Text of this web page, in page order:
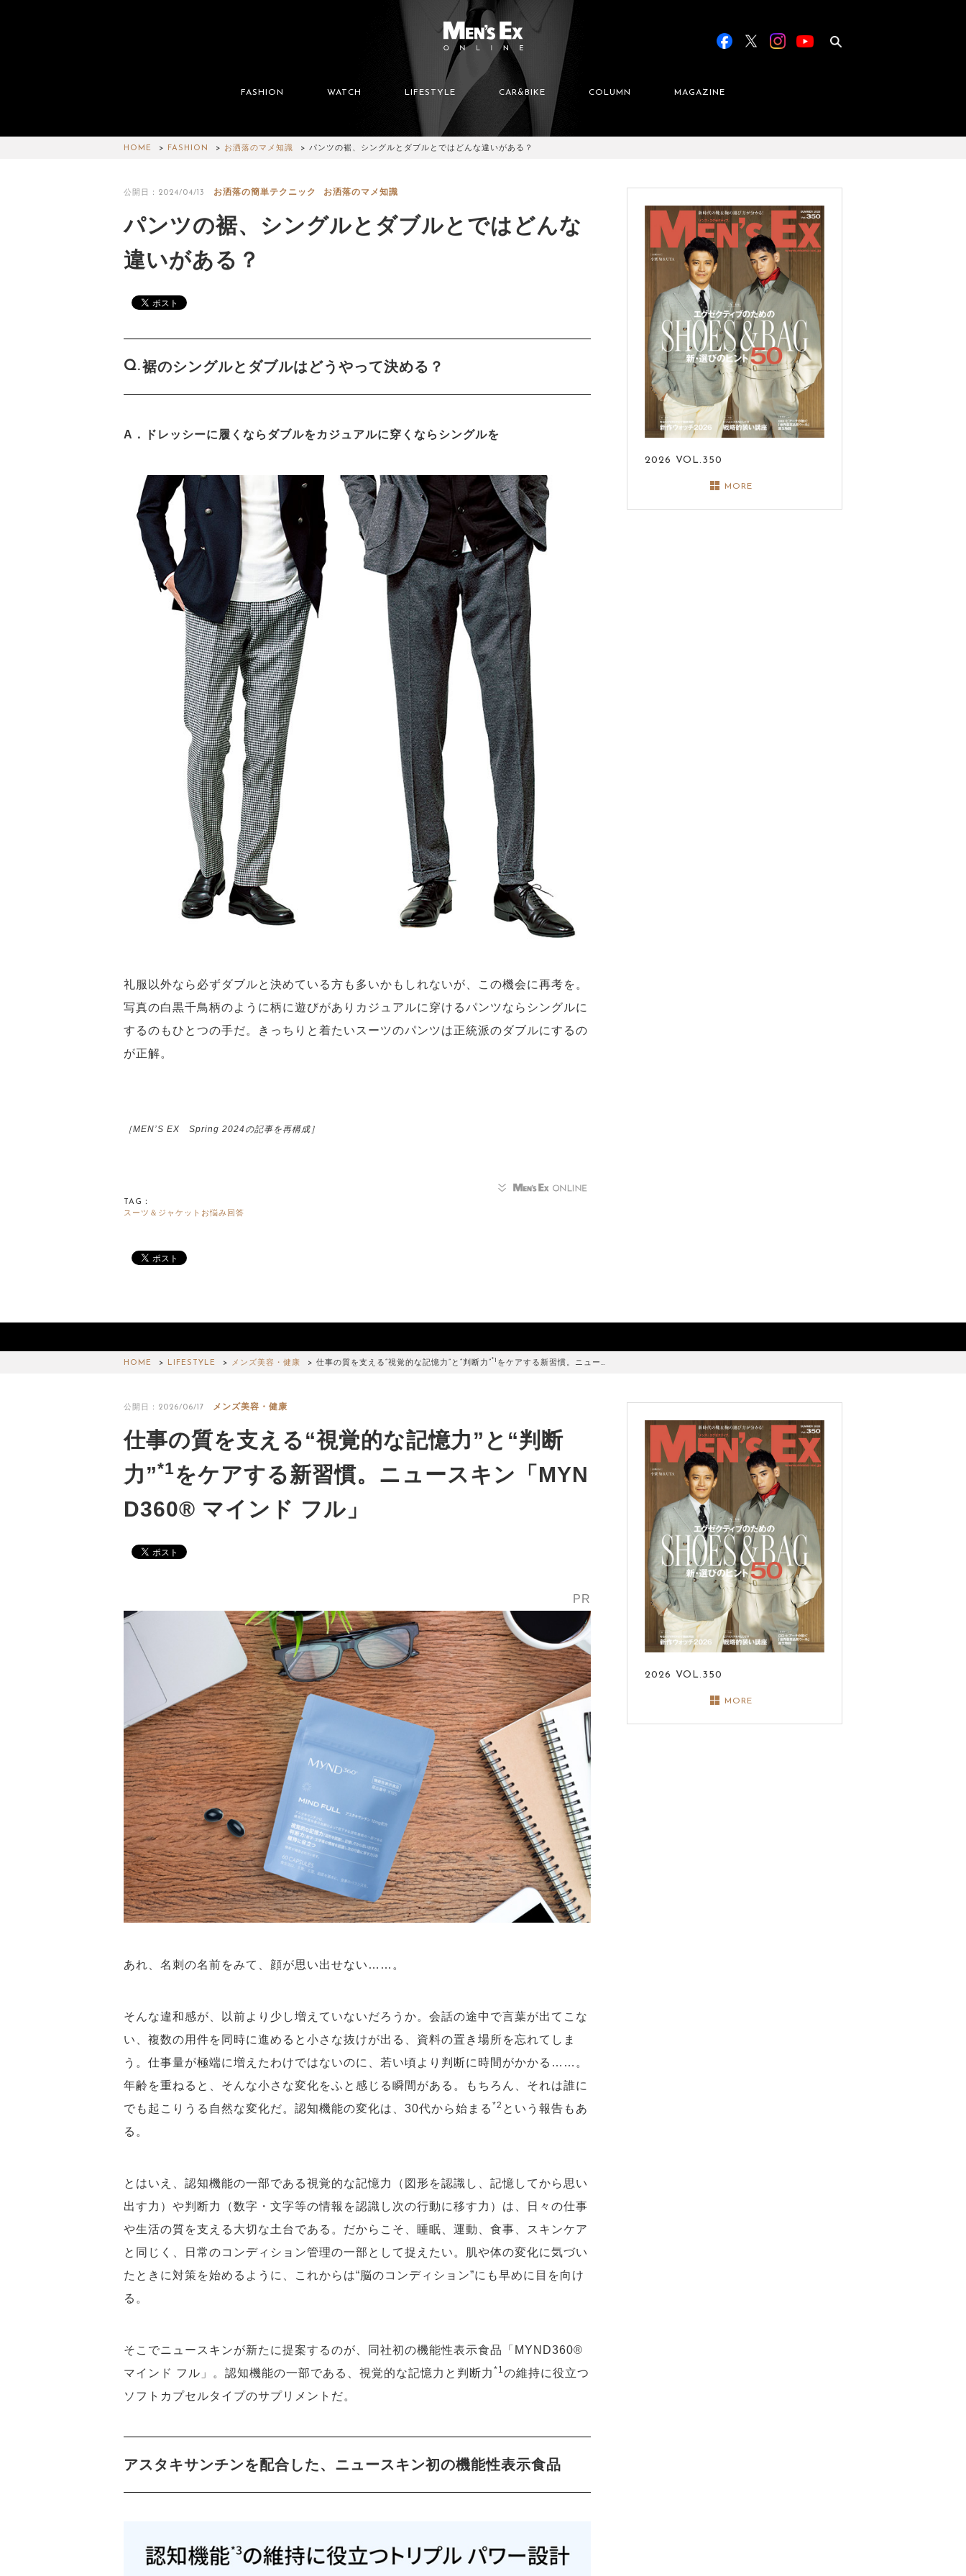
FASHION WATCH LIFESTYLE CAR&BIKE COLUMN MAGAZINE
HOME FASHION お洒落のマメ知識 パンツの裾、シングルとダブルとではどんな違いがある？
公開日：2024/04/13 お洒落の簡単テクニック お洒落のマメ知識
パンツの裾、シングルとダブルとではどんな
違いがある？
裾のシングルとダブルはどうやって決める？
A．ドレッシーに履くならダブルをカジュアルに穿くならシングルを
礼服以外なら必ずダブルと決めている方も多いかもしれないが、この機会に再考を。
写真の白黒千鳥柄のように柄に遊びがありカジュアルに穿けるパンツならシングルに
するのもひとつの手だ。きっちりと着たいスーツのパンツは正統派のダブルにするの
が正解。
［MEN’S EX Spring 2024の記事を再構成］
TAG：
スーツ＆ジャケットお悩み回答
2026 VOL.350
MORE
HOME LIFESTYLE メンズ美容・健康 仕事の質を支える“視覚的な記憶力”と“判断力”*1 をケアする新習慣。ニュー…
公開日：2026/06/17 メンズ美容・健康
仕事の質を支える“視覚的な記憶力”と“判断
力”*1をケアする新習慣。ニュースキン「MYN
D360® マインド フル」
PR
あれ、名刺の名前をみて、顔が思い出せない……。
そんな違和感が、以前より少し増えていないだろうか。会話の途中で言葉が出てこな
い、複数の用件を同時に進めると小さな抜けが出る、資料の置き場所を忘れてしま
う。仕事量が極端に増えたわけではないのに、若い頃より判断に時間がかかる……。
年齢を重ねると、そんな小さな変化をふと感じる瞬間がある。もちろん、それは誰に
でも起こりうる自然な変化だ。認知機能の変化は、30代から始まる *2 という報告もあ
る。
とはいえ、認知機能の一部である視覚的な記憶力（図形を認識し、記憶してから思い
出す力）や判断力（数字・文字等の情報を認識し次の行動に移す力）は、日々の仕事
や生活の質を支える大切な土台である。だからこそ、睡眠、運動、食事、スキンケア
と同じく、日常のコンディション管理の一部として捉えたい。肌や体の変化に気づい
たときに対策を始めるように、これからは“脳のコンディション”にも早めに目を向け
る。
そこでニュースキンが新たに提案するのが、同社初の機能性表示食品「MYND360®
マインド フル」。認知機能の一部である、視覚的な記憶力と判断力 *1 の維持に役立つ
ソフトカプセルタイプのサプリメントだ。
アスタキサンチンを配合した、ニュースキン初の機能性表示食品
2026 VOL.350
MORE